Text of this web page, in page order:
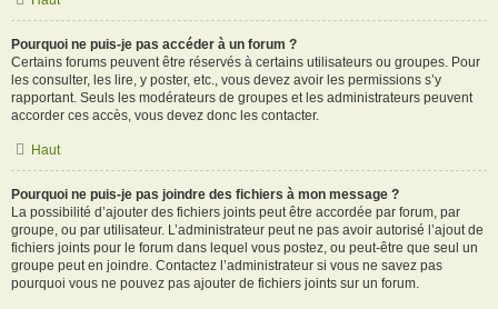
Pourquoi ne puis-je pas accéder à un forum ?
Certains forums peuvent être réservés à certains utilisateurs ou groupes. Pour
les consulter, les lire, y poster, etc., vous devez avoir les permissions s’y
rapportant. Seuls les modérateurs de groupes et les administrateurs peuvent
accorder ces accès, vous devez donc les contacter.
Haut
Pourquoi ne puis-je pas joindre des fichiers à mon message ?
La possibilité d’ajouter des fichiers joints peut être accordée par forum, par
groupe, ou par utilisateur. L’administrateur peut ne pas avoir autorisé l’ajout de
fichiers joints pour le forum dans lequel vous postez, ou peut-être que seul un
groupe peut en joindre. Contactez l’administrateur si vous ne savez pas
pourquoi vous ne pouvez pas ajouter de fichiers joints sur un forum.